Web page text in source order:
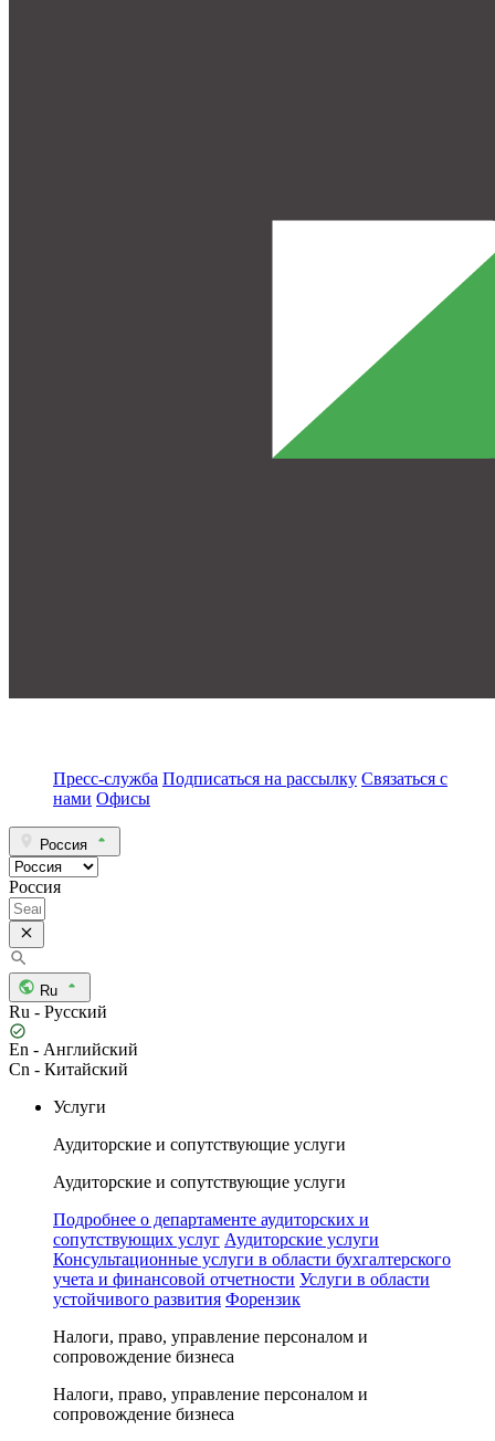
Пресс-служба Подписаться на рассылку Связаться с
нами Офисы
Россия
Россия
Ru
Ru - Русский
En - Английский
Cn - Китайский
Услуги
Аудиторские и сопутствующие услуги
Аудиторские и сопутствующие услуги
Подробнее о департаменте аудиторских и
сопутствующих услуг Аудиторские услуги
Консультационные услуги в области бухгалтерского
учета и финансовой отчетности Услуги в области
устойчивого развития Форензик
Налоги, право, управление персоналом и
сопровождение бизнеса
Налоги, право, управление персоналом и
сопровождение бизнеса